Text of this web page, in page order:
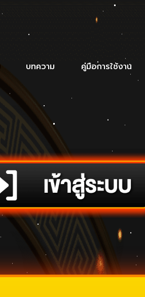
บทความ คู่มือการใช้งาน